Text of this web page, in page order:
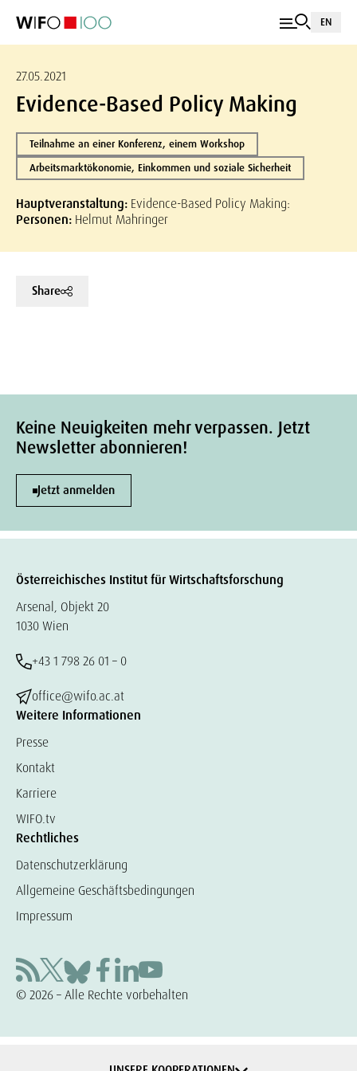
EN
27.05.2021
Evidence-Based Policy Making
Teilnahme an einer Konferenz, einem Workshop
Arbeitsmarktökonomie, Einkommen und soziale Sicherheit
Hauptveranstaltung: Evidence-Based Policy Making:
Personen: Helmut Mahringer
Share
Keine Neuigkeiten mehr verpassen. Jetzt
Newsletter abonnieren!
Jetzt anmelden
Österreichisches Institut für Wirtschaftsforschung
Arsenal, Objekt 20
1030 Wien
+43 1 798 26 01 – 0
office@wifo.ac.at
Weitere Informationen
Presse
Kontakt
Karriere
WIFO.tv
Rechtliches
Datenschutzerklärung
Allgemeine Geschäftsbedingungen
Impressum
© 2026 – Alle Rechte vorbehalten